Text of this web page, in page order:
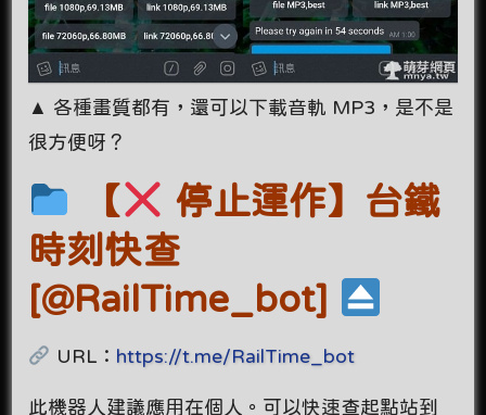
▲ 各種畫質都有，還可以下載音軌 MP3，是不是
很方便呀？
【
停止運作】台鐵
時刻快查
[@RailTime_bot]
URL： https://t.me/RailTime_bot
此機器人建議應用在個人。可以快速查起點站到